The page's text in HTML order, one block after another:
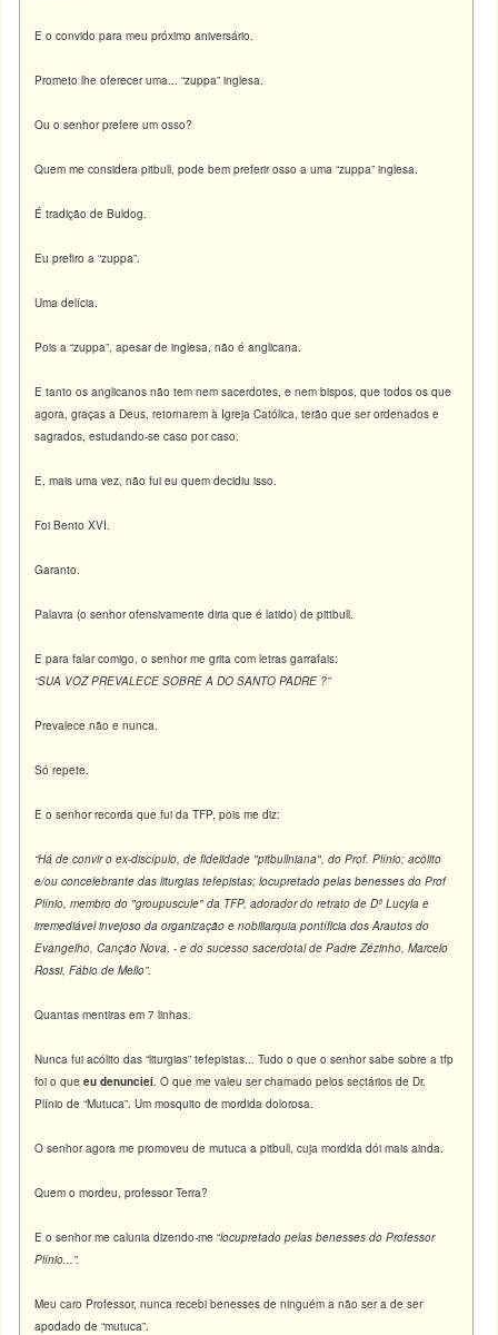
E o convido para meu próximo aniversário.
Prometo lhe oferecer uma... “zuppa” inglesa.
Ou o senhor prefere um osso?
Quem me considera pitbull, pode bem preferir osso a uma “zuppa” inglesa.
É tradição de Buldog.
Eu prefiro a “zuppa”.
Uma delícia.
Pois a “zuppa”, apesar de inglesa, não é anglicana.
E tanto os anglicanos não tem nem sacerdotes, e nem bispos, que todos os que
agora, graças a Deus, retornarem à Igreja Católica, terão que ser ordenados e
sagrados, estudando-se caso por caso.
E, mais uma vez, não fui eu quem decidiu isso.
Foi Bento XVI.
Garanto.
Palavra (o senhor ofensivamente diria que é latido) de pittbull.
E para falar comigo, o senhor me grita com letras garrafais:
“SUA VOZ PREVALECE SOBRE A DO SANTO PADRE ?”
Prevalece não e nunca.
Só repete.
E o senhor recorda que fui da TFP, pois me diz:
“Há de convir o ex-discípulo, de fidelidade "pitbullniana", do Prof. Plínio; acólito
e/ou concelebrante das liturgias tefepistas; locupretado pelas benesses do Prof
Plínio, membro do "groupuscule" da TFP, adorador do retrato de Dª Lucyla e
irremediável invejoso da organização e nobiliarquia pontíficia dos Arautos do
Evangelho, Canção Nova, - e do sucesso sacerdotal de Padre Zézinho, Marcelo
Rossi, Fábio de Mello”.
Quantas mentiras em 7 linhas.
Nunca fui acólito das “liturgias” tefepistas... Tudo o que o senhor sabe sobre a tfp
foi o queeu denunciei. O que me valeu ser chamado pelos sectários de Dr.
Plínio de “Mutuca”. Um mosquito de mordida dolorosa.
O senhor agora me promoveu de mutuca a pitbull, cuja mordida dói mais ainda.
Quem o mordeu, professor Terra?
E o senhor me calunia dizendo-me “locupretado pelas benesses do Professor
Plínio...”.
Meu caro Professor, nunca recebi benesses de ninguém a não ser a de ser
apodado de “mutuca”.